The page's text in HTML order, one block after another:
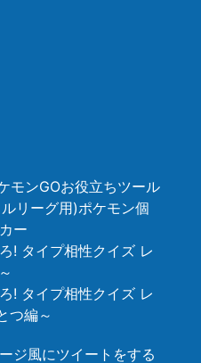
ンGOお役立ちツール
リーグ用)ポケモン個
ー
! タイプ相性クイズ レ
! タイプ相性クイズ レ
つ編～
ジ風にツイートをする